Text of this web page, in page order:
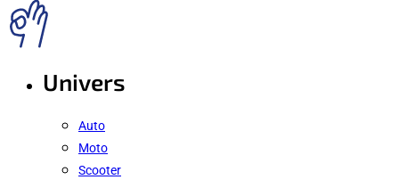
Univers
Auto
Moto
Scooter